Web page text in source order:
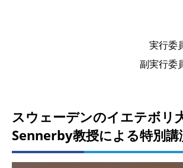
実行
副実行
スウェーデンのイエテボリ
Sennerby教授による特別講